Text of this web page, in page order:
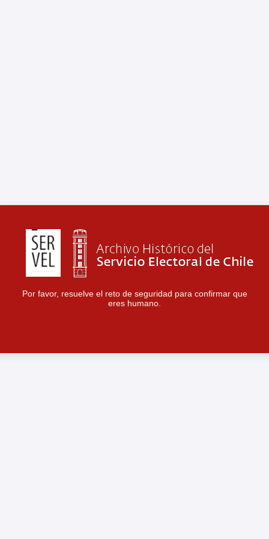
Por favor, resuelve el reto de seguridad para confirmar que
eres humano.